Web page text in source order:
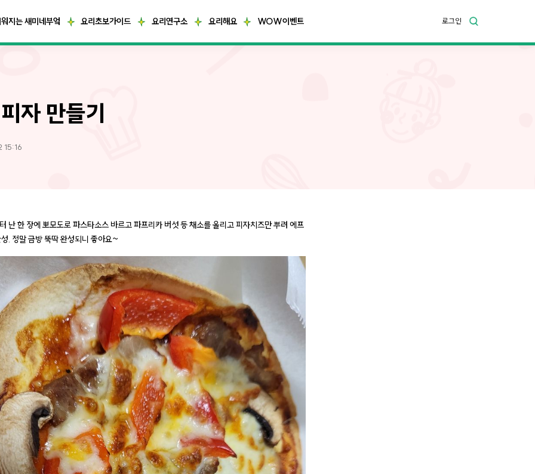
지는 새미네부엌 요리초보가이드 요리연구소 요리해요 WOW이벤트 로그인
자 만들기
15:16
난 한 장에 뽀모도로 파스타소스 바르고 파프리카 버섯 등 채소를 올리고 피자치즈만 뿌려 에프
. 정말 금방 뚝딱 완성되니 좋아요~